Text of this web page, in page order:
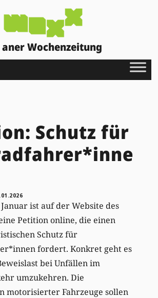
Wochenzeitung
Schutz für
ist auf der Website des
Petition online, die einen
Schutz für
fordert. Konkret geht es
bei Unfällen im
umzukehren. Die
motorisierter Fahrzeuge sollen